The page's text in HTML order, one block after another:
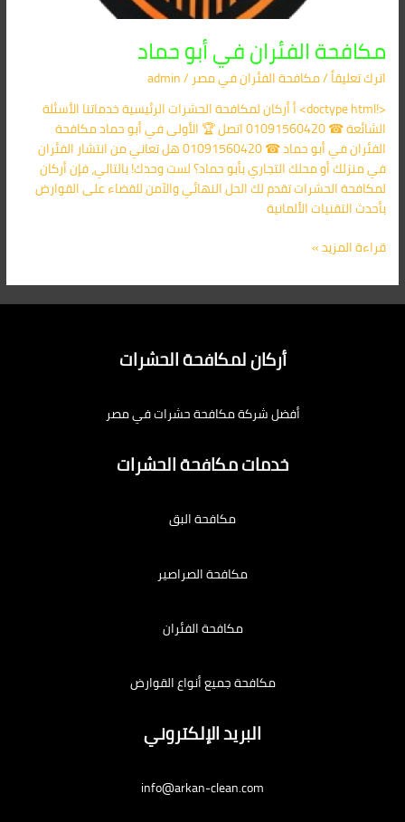
مكافحة الفئران في أبو حماد
اترك تعليقاً/مكافحة الفئران​ في مصر/
admin
<!doctype html> أ أركان لمكافحة الحشرات الرئيسية خدماتنا الأسئلة
الشائعة ☎ 01091560420 اتصل 🏆 الأولى في أبو حماد مكافحة
الفئران في أبو حماد ☎ 01091560420 هل تعاني من انتشار الفئران
في منزلك أو محلك التجاري بأبو حماد؟ لست وحدك! بالتالي، فإن أركان
لمكافحة الحشرات تقدم لك الحل النهائي والآمن للقضاء على القوارض
بأحدث التقنيات الألمانية
قراءة المزيد »
أركان لمكافحة الحشرات
أفضل شركة مكافحة حشرات في مصر
خدمات مكافحة الحشرات
مكافحة البق
مكافحة الصراصير
مكافحة الفئران
مكافحة جميع أنواع القوارض
البريد الإلكتروني
info@arkan-clean.com